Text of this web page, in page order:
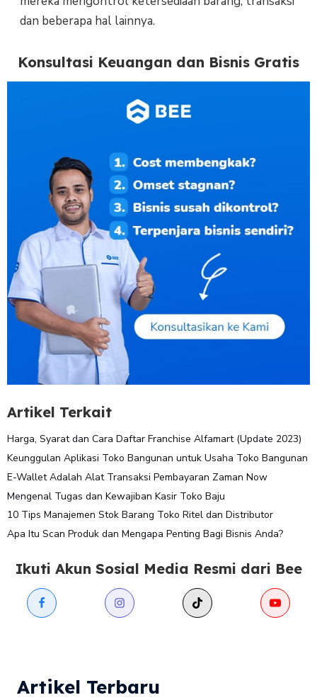
dan beberapa hal lainnya.
Konsultasi Keuangan dan Bisnis Gratis
Artikel Terkait
Harga, Syarat dan Cara Daftar Franchise Alfamart (Update 2023)
Keunggulan Aplikasi Toko Bangunan untuk Usaha Toko Bangunan
E-Wallet Adalah Alat Transaksi Pembayaran Zaman Now
Mengenal Tugas dan Kewajiban Kasir Toko Baju
10 Tips Manajemen Stok Barang Toko Ritel dan Distributor
Apa Itu Scan Produk dan Mengapa Penting Bagi Bisnis Anda?
Ikuti Akun Sosial Media Resmi dari Bee
Artikel Terbaru